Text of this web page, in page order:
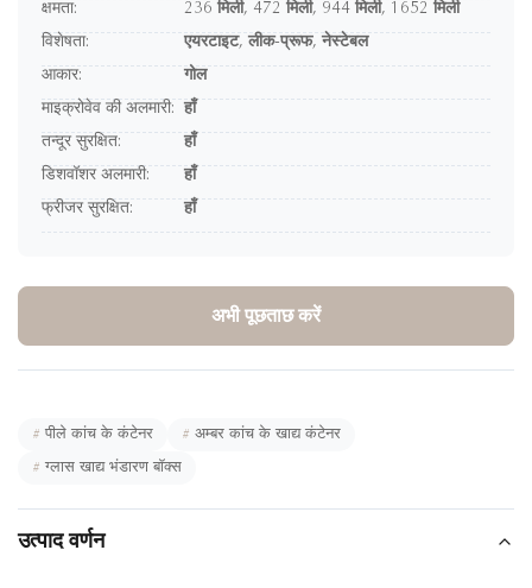
क्षमता:
236 मिली, 472 मिली, 944 मिली, 1652 मिली
विशेषता:
एयरटाइट, लीक-प्रूफ, नेस्टेबल
आकार:
गोल
माइक्रोवेव की अलमारी:
हाँ
तन्दूर सुरक्षित:
हाँ
डिशवॉशर अलमारी:
हाँ
फ्रीजर सुरक्षित:
हाँ
अभी पूछताछ करें
# पीले कांच के कंटेनर # अम्बर कांच के खाद्य कंटेनर
# ग्लास खाद्य भंडारण बॉक्स
उत्पाद वर्णन